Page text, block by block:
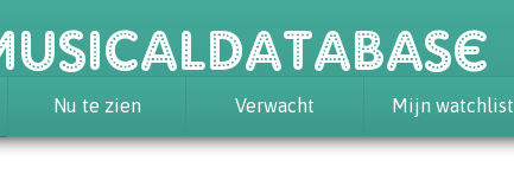
Nu te zien Verwacht Mijn watchlist